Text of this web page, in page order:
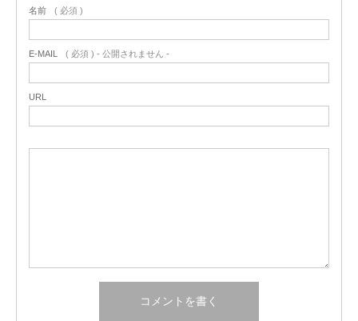
名前 ( 必須 )
E-MAIL ( 必須 ) - 公開されません -
URL